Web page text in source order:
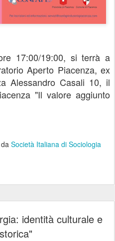
17:00/19:00, si terrà a
Aperto Piacenza, ex
Alessandro Casali 10, il
"Il valore aggiunto
da Società Italiana di Sociologia
identità culturale e
storica"